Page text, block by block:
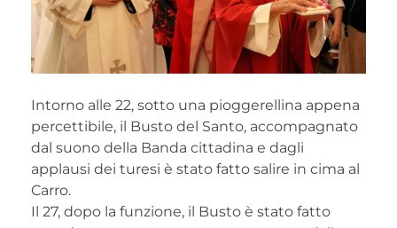
Intorno alle 22, sotto una pioggerellina appena
percettibile, il Busto del Santo, accompagnato
dal suono della Banda cittadina e dagli
applausi dei turesi è stato fatto salire in cima al
Carro.
Il 27, dopo la funzione, il Busto è stato fatto